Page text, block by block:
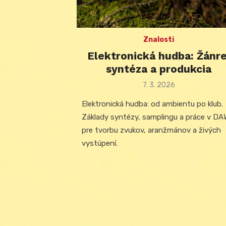
Znalosti
Elektronická hudba:
syntéza a produkcia
Posted
7. 3. 2026
Elektronická hudba: od ambientu po klub.
Základy syntézy, samplingu a práce v
pre tvorbu zvukov, aranžmánov a živých
vystúpení.